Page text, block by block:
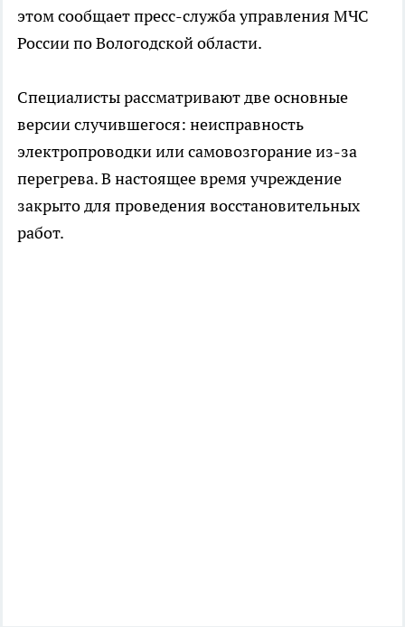
этом сообщает пресс-служба управления МЧС
России по Вологодской области.
Специалисты рассматривают две основные
версии случившегося: неисправность
электропроводки или самовозгорание из-за
перегрева. В настоящее время учреждение
закрыто для проведения восстановительных
работ.